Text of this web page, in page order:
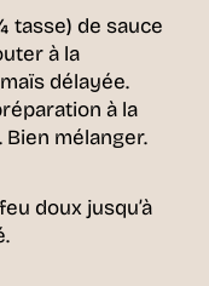
tasse) de sauce
à la
délayée.
à la
mélanger.
doux jusqu’à